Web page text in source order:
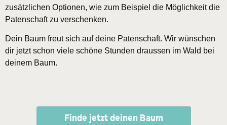
zusätzlichen Optionen, wie zum Beispiel die Möglichkeit die
Patenschaft zu verschenken.
Dein Baum freut sich auf deine Patenschaft. Wir wünschen
dir jetzt schon viele schöne Stunden draussen im Wald bei
deinem Baum.
Finde jetzt deinen Baum